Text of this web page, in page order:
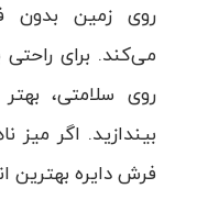
روی زمین بدون
می‌کند. برای
روی سلامتی،
بیندازید. اگر
فرش دایره بهترین